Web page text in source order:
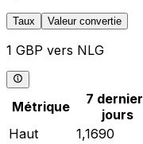
Taux Valeur convertie
1 GBP vers NLG
Métrique
7
jours
Haut
1,1690